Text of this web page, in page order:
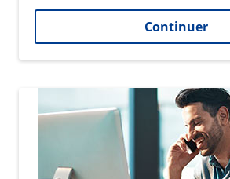
Continuer